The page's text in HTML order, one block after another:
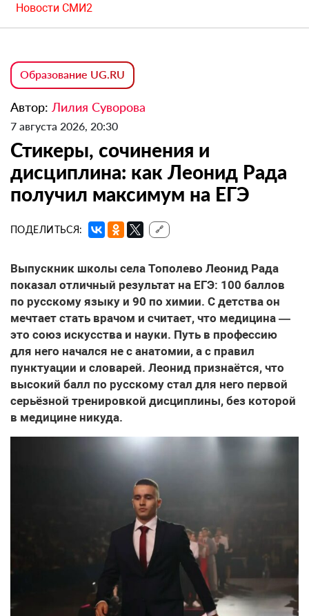
Новости СМИ2
Образование UG.RU
Автор: Лилия Суворова
7 августа 2026, 20:30
Стикеры, сочинения и
дисциплина: как Леонид Рада
получил максимум на ЕГЭ
ПОДЕЛИТЬСЯ: 🔗
Выпускник школы села Тополево Леонид Рада
показал отличный результат на ЕГЭ: 100 баллов
по русскому языку и 90 по химии. С детства он
мечтает стать врачом и считает, что медицина —
это союз искусства и науки. Путь в профессию
для него начался не с анатомии, а с правил
пунктуации и словарей. Леонид признаётся, что
высокий балл по русскому стал для него первой
серьёзной тренировкой дисциплины, без которой
в медицине никуда.